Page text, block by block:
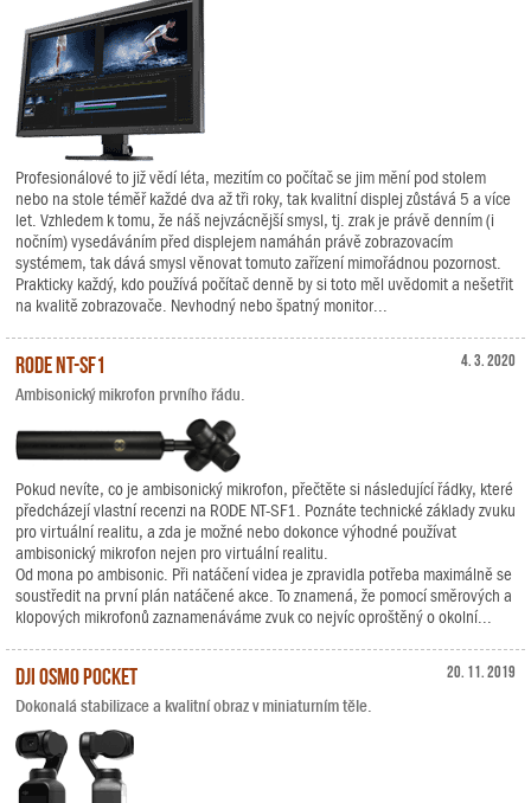
Profesionálové to již vědí léta, mezitím co počítač se jim mění pod stolem
nebo na stole téměř každé dva až tři roky, tak kvalitní displej zůstává 5 a více
let. Vzhledem k tomu, že náš nejvzácnější smysl, tj. zrak je právě denním (i
nočním) vysedáváním před displejem namáhán právě zobrazovacím
systémem, tak dává smysl věnovat tomuto zařízení mimořádnou pozornost.
Prakticky každý, kdo používá počítač denně by si toto měl uvědomit a nešetřit
na kvalitě zobrazovače. Nevhodný nebo špatný monitor...
4. 3. 2020
RODE NT-SF1
Ambisonický mikrofon prvního řádu.
Pokud nevíte, co je ambisonický mikrofon, přečtěte si následující řádky, které
předcházejí vlastní recenzi na RODE NT-SF1. Poznáte technické základy zvuku
pro virtuální realitu, a zda je možné nebo dokonce výhodné používat
ambisonický mikrofon nejen pro virtuální realitu.
Od mona po ambisonic. Při natáčení videa je zpravidla potřeba maximálně se
soustředit na první plán natáčené akce. To znamená, že pomocí směrových a
klopových mikrofonů zaznamenáváme zvuk co nejvíc oproštěný o okolní...
20. 11. 2019
DJI Osmo Pocket
Dokonalá stabilizace a kvalitní obraz v miniaturním těle.